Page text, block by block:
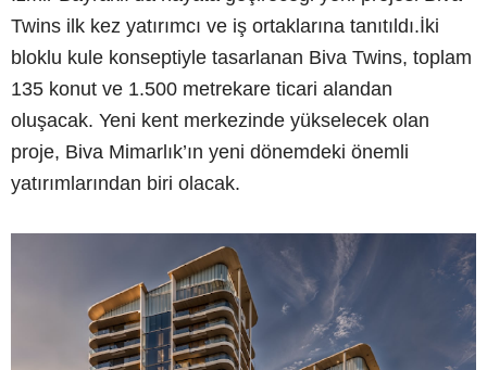
Twins ilk kez yatırımcı ve iş ortaklarına tanıtıldı.İki
bloklu kule konseptiyle tasarlanan Biva Twins, toplam
135 konut ve 1.500 metrekare ticari alandan
oluşacak. Yeni kent merkezinde yükselecek olan
proje, Biva Mimarlık’ın yeni dönemdeki önemli
yatırımlarından biri olacak.